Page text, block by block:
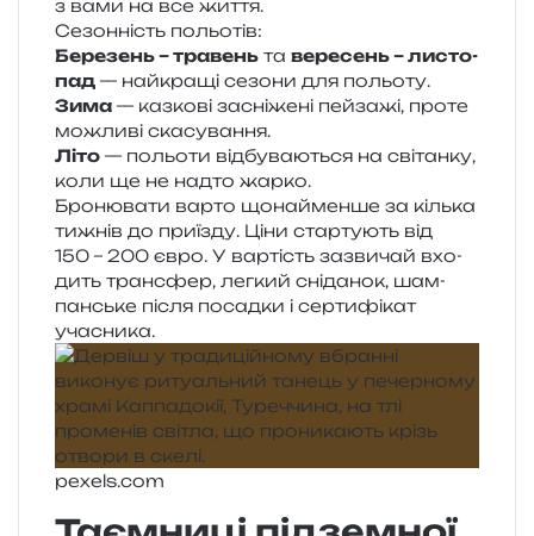
з вами на все життя.
Сезонність польо­тів:
Березень – тра­вень та вере­сень – листо­
пад— най­кра­щі сезо­ни для польоту.
Зима— каз­ко­ві засні­же­ні пей­за­жі, проте
можли­ві скасування.
Літо— польо­ти від­бу­ва­ю­ться на сві­тан­ку,
коли ще не надто жарко.
Бронювати варто щонай­мен­ше за кіль­ка
тижнів до при­їзду. Ціни стар­ту­ють від
150 – 200 євро. У вар­тість зазви­чай вхо­
дить трансфер, лег­кий сні­да­нок, шам­
пан­ське після посад­ки і сер­ти­фі­кат
учасника.
pexels​.com